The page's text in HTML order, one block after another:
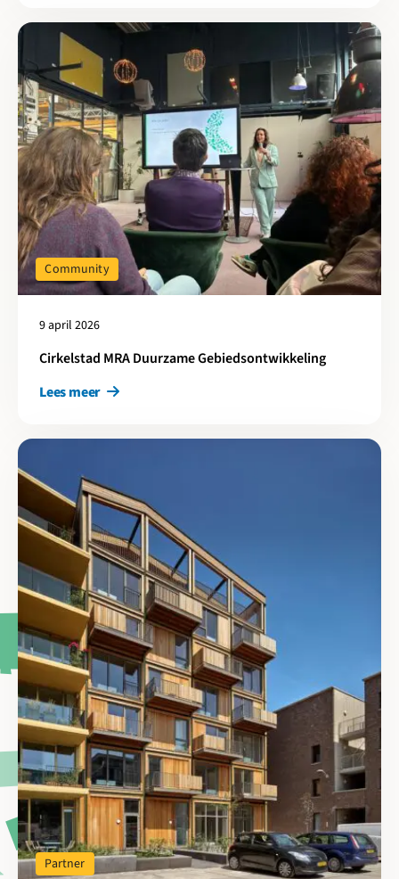
9 april 2026
Cirkelstad MRA Duurzame Gebiedsontwikkeling
Community
Lees meer
Lees meer over Cirkelstad MRA Duurzame Gebiedsontwikkeling
Partner
Lees meer over Wonen in hout: Julian en Anna over